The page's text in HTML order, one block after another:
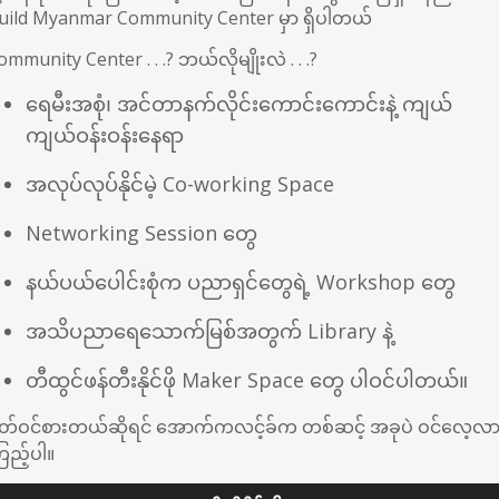
Myanmar Community Center မှာ ရှိပါတယ်
Center . . .? ဘယ်လိုမျိုးလဲ . . .?
ရေမီးအစုံ၊ အင်တာနက်လိုင်းကောင်းကောင်းနဲ့ ကျယ်
ကျယ်ဝန်းဝန်းနေရာ
အလုပ်လုပ်နိုင်မဲ့ Co-working Space
Networking Session တွေ
နယ်ပယ်ပေါင်းစုံက ပညာရှင်တွေရဲ့ Workshop တွေ
အသိပညာရေသောက်မြစ်အတွက် Library နဲ့
တီထွင်ဖန်တီးနိုင်ဖို Maker Space တွေ ပါဝင်ပါတယ်။
ဝင်စားတယ်ဆိုရင် အောက်ကလင့်ခ်က တစ်ဆင့် အခုပဲ ဝင်လေ့လ
ည့်ပါ။